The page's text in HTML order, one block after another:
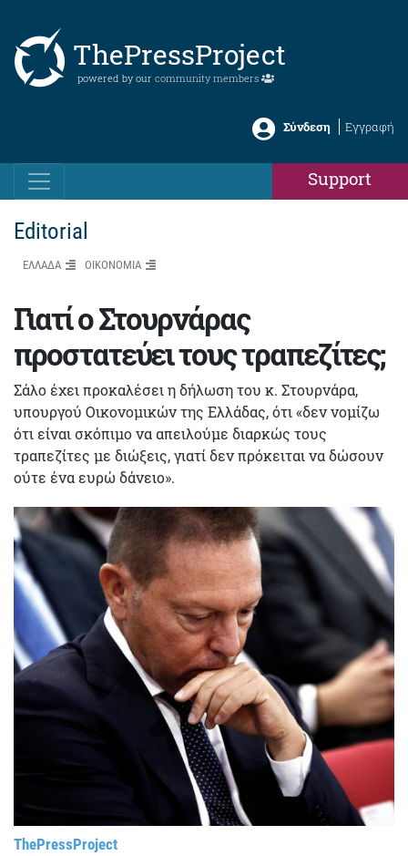
ThePressProject
powered by our community members
Σύνδεση Εγγραφή
Support
Editorial
ΕΛΛΑΔΑ ΟΙΚΟΝΟΜΙΑ
Γιατί ο Στουρνάρας
προστατεύει τους τραπεζίτες;
Σάλο έχει προκαλέσει η δήλωση του κ. Στουρνάρα,
υπουργού Οικονομικών της Ελλάδας, ότι «δεν νομίζω
ότι είναι σκόπιμο να απειλούμε διαρκώς τους
τραπεζίτες με διώξεις, γιατί δεν πρόκειται να δώσουν
ούτε ένα ευρώ δάνειο».
ThePressProject